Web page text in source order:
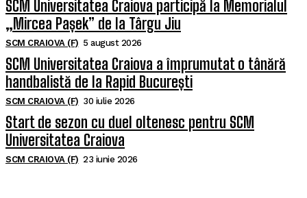
SCM Universitatea Craiova participă la Memorialul
„Mircea Pașek” de la Târgu Jiu
SCM CRAIOVA (F) 5 august 2026
SCM Universitatea Craiova a împrumutat o tânără
handbalistă de la Rapid București
SCM CRAIOVA (F) 30 iulie 2026
Start de sezon cu duel oltenesc pentru SCM
Universitatea Craiova
SCM CRAIOVA (F) 23 iunie 2026